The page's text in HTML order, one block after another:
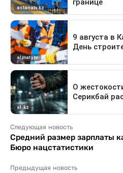
Следующая новость
Средний размер зарплаты
Бюро нацстатистики
Предыдущая новость